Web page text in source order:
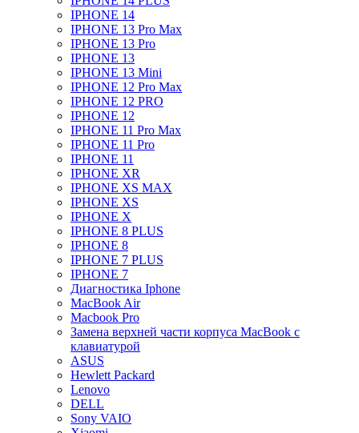
IPHONE 14
IPHONE 13 Pro Max
IPHONE 13 Pro
IPHONE 13
IPHONE 13 Mini
IPHONE 12 Pro Max
IPHONE 12 PRO
IPHONE 12
IPHONE 11 Pro Max
IPHONE 11 Pro
IPHONE 11
IPHONE XR
IPHONE XS MAX
IPHONE XS
IPHONE X
IPHONE 8 PLUS
IPHONE 8
IPHONE 7 PLUS
IPHONE 7
Диагностика Iphone
MacBook Air
Macbook Pro
Замена верхней части корпуса MacBook с
клавиатурой
ASUS
Hewlett Packard
Lenovo
DELL
Sony VAIO